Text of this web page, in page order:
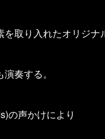
取り入れたオリジナ
奏する。
の声かけにより